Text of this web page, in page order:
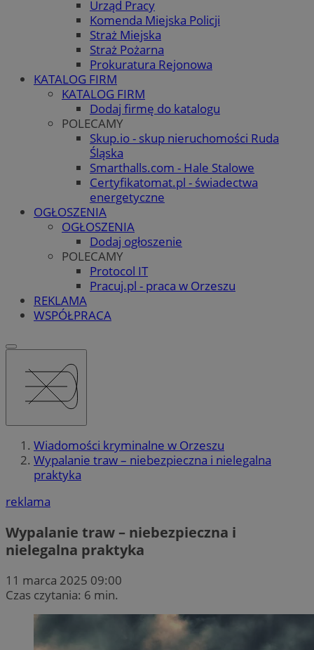
Urząd Pracy
Komenda Miejska Policji
Straż Miejska
Straż Pożarna
Prokuratura Rejonowa
KATALOG FIRM
KATALOG FIRM
Dodaj firmę do katalogu
POLECAMY
Skup.io - skup nieruchomości Ruda
Śląska
Smarthalls.com - Hale Stalowe
Certyfikatomat.pl - świadectwa
energetyczne
OGŁOSZENIA
OGŁOSZENIA
Dodaj ogłoszenie
POLECAMY
Protocol IT
Pracuj.pl - praca w Orzeszu
REKLAMA
WSPÓŁPRACA
Wiadomości kryminalne w Orzeszu
Wypalanie traw – niebezpieczna i nielegalna
praktyka
reklama
Wypalanie traw – niebezpieczna i
nielegalna praktyka
11 marca 2025 09:00
Czas czytania: 6 min.